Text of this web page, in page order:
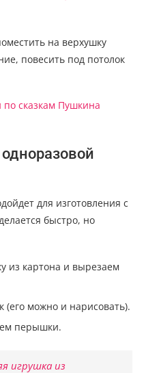
на верхушку
повесить под потолок
для изготовления с
быстро, но
из картона и вырезаем
(его можно и нарисовать).
перышки.
игрушка из